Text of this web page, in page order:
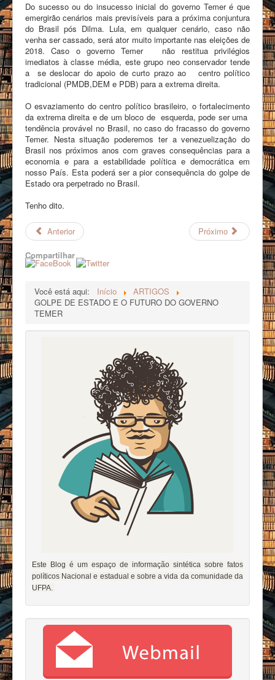
Do sucesso ou do insucesso inicial do governo Temer é que
emergirão cenários mais previsíveis para a próxima conjuntura
do Brasil pós Dilma. Lula, em qualquer cenário, caso não
venha ser cassado, será ator muito importante nas eleições de
2018. Caso o governo Temer não restitua privilégios
imediatos à classe média, este grupo neo conservador tende
a se deslocar do apoio de curto prazo ao centro político
tradicional (PMDB,DEM e PDB) para a extrema direita.
O esvaziamento do centro político brasileiro, o fortalecimento
da extrema direita e de um bloco de esquerda, pode ser uma
tendência provável no Brasil, no caso do fracasso do governo
Temer. Nesta situação poderemos ter a venezuelização do
Brasil nos próximos anos com graves consequências para a
economia e para a estabilidade política e democrática em
nosso País. Esta poderá ser a pior consequência do golpe de
Estado ora perpetrado no Brasil.
Tenho dito.
Anterior Próximo
Compartilhar
Você está aqui: Início
ARTIGOS
GOLPE DE ESTADO E O FUTURO DO GOVERNO
TEMER
Este Blog é um espaço de informação sintética sobre fatos
políticos Nacional e estadual e sobre a vida da comunidade da
UFPA.